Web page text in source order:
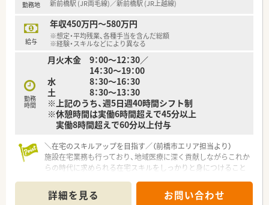
勤務地 新前橋駅 (JR両毛線)／新前橋駅 (JR上越線)
給与
年収450万円～580万円
※想定・平均残業、各種手当を含んだ総額
※経験・スキルなどにより異なる
勤務
時間
月火木金 9：00～12：30／
14：30～19：00
水 8：30～16：30
土 8：30～13：30
※上記のうち、週5日週40時間シフト制
※休憩時間は実働6時間超えで45分以上
実働8時間超えで60分以上付与
＼在宅のスキルアップを目指す／（前橋市エリア担当より）
施設在宅業務も行っており、地域医療に深く貢献しながらこれか
らの時代に求められる在宅スキルをしっかりと身につけること
＊------------------------------------------＊
詳細を見る お問い合わせ